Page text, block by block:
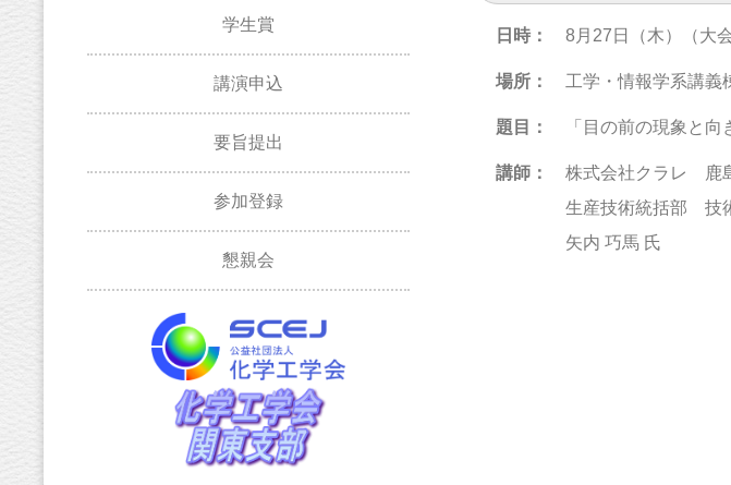
日時： 8月27日（木）（大
場所： 工学・情報学系講
題目： 「目の前の現象と向
講師：
株式会社クラレ 鹿
生産技術統括部 技術
矢内 巧馬 氏
学生賞
講演申込
要旨提出
参加登録
懇親会